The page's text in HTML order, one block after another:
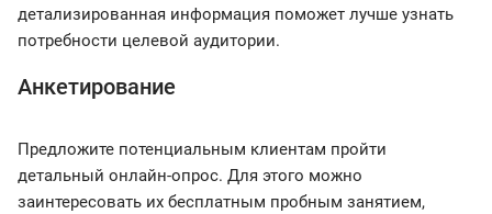
детализированная информация поможет лучше узнать
потребности целевой аудитории.
Анкетирование
Предложите потенциальным клиентам пройти
детальный онлайн-опрос. Для этого можно
заинтересовать их бесплатным пробным занятием,